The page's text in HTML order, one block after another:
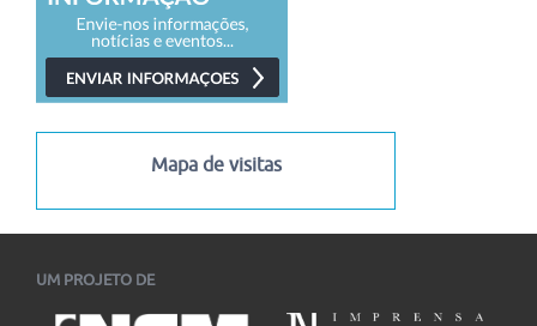
Mapa de visitas
UM PROJETO DE